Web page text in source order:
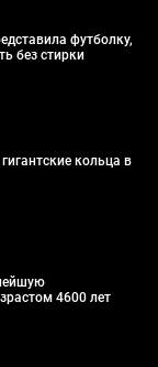
футболку,
без стирки
кольца в
4600 лет